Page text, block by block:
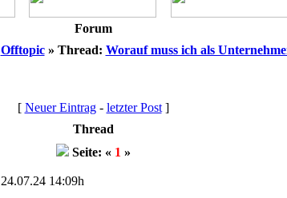
Forum
Offtopic » Thread: Worauf muss ich als
[ Neuer Eintrag- letzter Post]
Thread
Seite: « 1 »
24.07.24 14:09h